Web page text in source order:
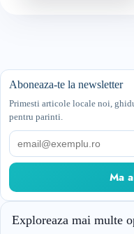
Aboneaza-te la newsletter
Primesti articole locale noi,
pentru parinti.
Email
Ma
Exploreaza mai multe